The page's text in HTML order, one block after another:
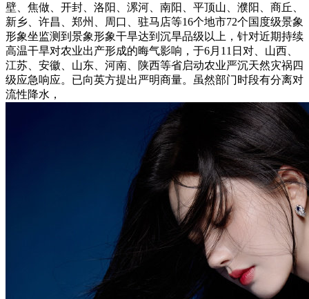
壁、焦做、开封、洛阳、漯河、南阳、平顶山、濮阳、商丘、
新乡、许昌、郑州、周口、驻马店等16个地市72个国度级景象
形象坐监测到景象形象干旱达到沉旱品级以上，针对近期持续
高温干旱对农业出产形成的晦气影响，于6月11日对、山西、
江苏、安徽、山东、河南、陕西等省启动农业严沉天然灾祸四
级应急响应。已向英方提出严明商量。虽然部门时段有分离对
流性降水，